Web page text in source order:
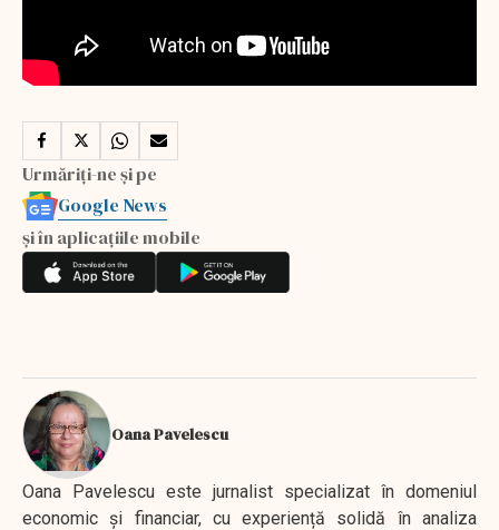
Urmăriți-ne și pe
Google News
și în aplicațiile mobile
Oana Pavelescu
Oana Pavelescu este jurnalist specializat în domeniul
economic și financiar, cu experiență solidă în analiza